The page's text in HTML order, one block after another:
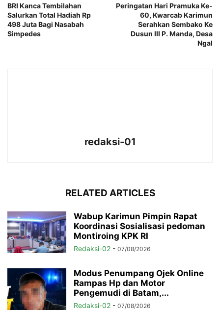
BRI Kanca Tembilahan
Salurkan Total Hadiah Rp
498 Juta Bagi Nasabah
Simpedes
Peringatan Hari Pramuka Ke-
60, Kwarcab Karimun
Serahkan Sembako Ke
Dusun III P. Manda, Desa
Ngal
redaksi-01
RELATED ARTICLES
Wabup Karimun Pimpin Rapat
Koordinasi Sosialisasi pedoman
Montiroing KPK RI
Redaksi-02 - 07/08/2026
Modus Penumpang Ojek Online
Rampas Hp dan Motor
Pengemudi di Batam,...
Redaksi-02 - 07/08/2026